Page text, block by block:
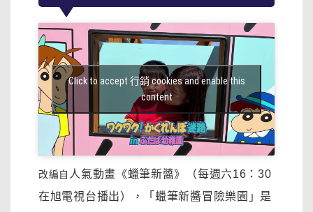
Click to accept 行銷 cookies and enable this
content
改編自 人氣動畫《蠟筆新醬》（每週六16：30
在旭電視台播出），
「蠟筆新醬冒險樂園」 是